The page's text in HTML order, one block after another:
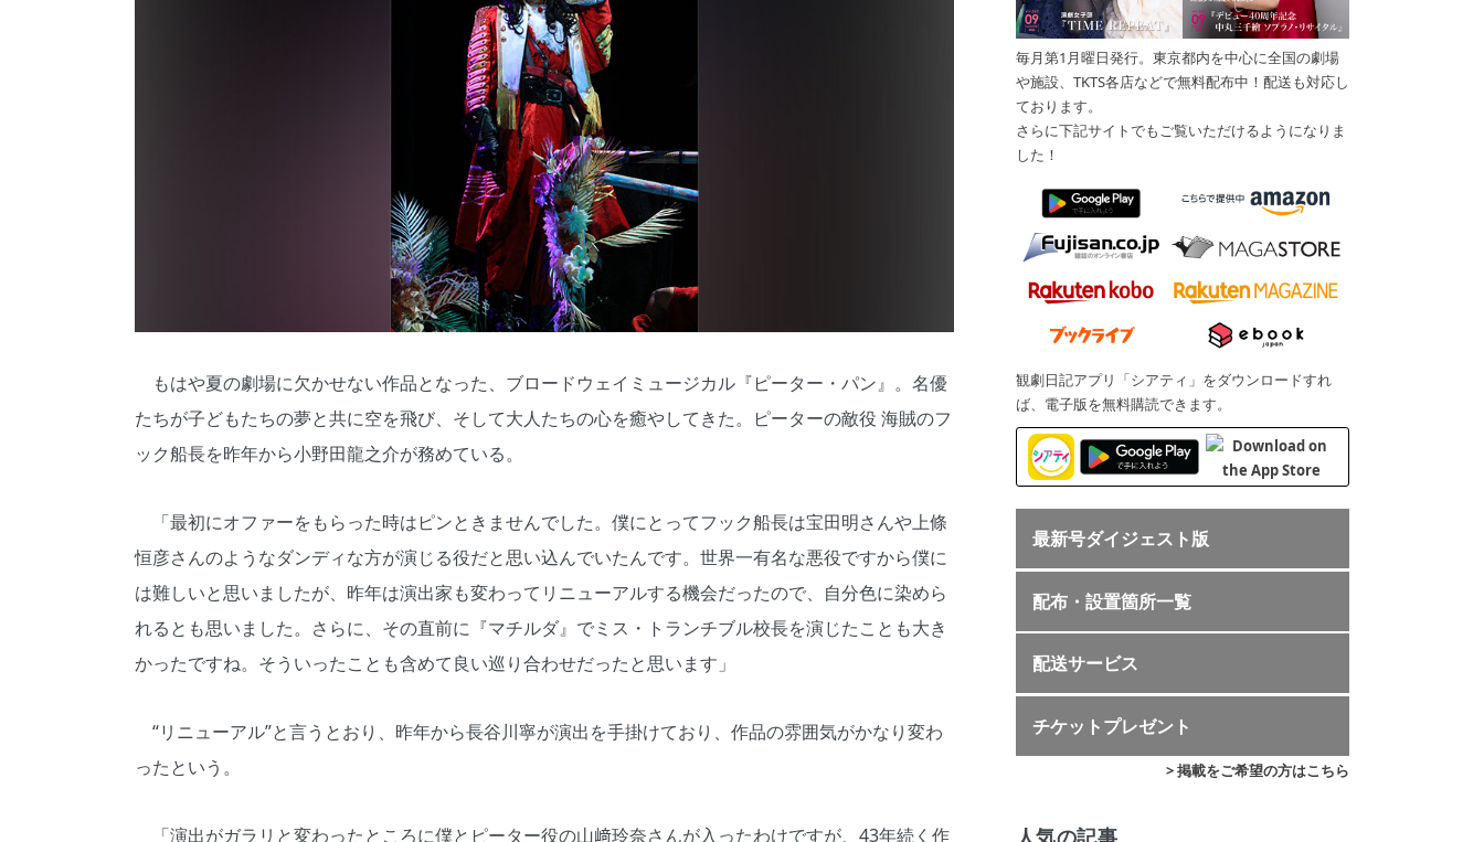
もはや夏の劇場に欠かせない作品となった、ブロードウェイミュージカル『ピーター・パン』。名優
たちが子どもたちの夢と共に空を飛び、そして大人たちの心を癒やしてきた。ピーターの敵役 海賊のフ
ック船長を昨年から小野田龍之介が務めている。
「最初にオファーをもらった時はピンときませんでした。僕にとってフック船長は宝田明さんや上條
恒彦さんのようなダンディな方が演じる役だと思い込んでいたんです。世界一有名な悪役ですから僕に
は難しいと思いましたが、昨年は演出家も変わってリニューアルする機会だったので、自分色に染めら
れるとも思いました。さらに、その直前に『マチルダ』でミス・トランチブル校長を演じたことも大き
かったですね。そういったことも含めて良い巡り合わせだったと思います」
“リニューアル”と言うとおり、昨年から長谷川寧が演出を手掛けており、作品の雰囲気がかなり変わ
ったという。
「演出がガラリと変わったところに僕とピーター役の山﨑玲奈さんが入ったわけですが、43年続く作
毎月第1月曜日発行。東京都内を中心に全国の劇場
や施設、TKTS各店などで無料配布中！配送も対応し
ております。
さらに下記サイトでもご覧いただけるようになりま
した！
観劇日記アプリ「シアティ」をダウンロードすれ
ば、電子版を無料購読できます。
最新号ダイジェスト版
配布・設置箇所一覧
配送サービス
チケットプレゼント
> 掲載をご希望の方はこちら